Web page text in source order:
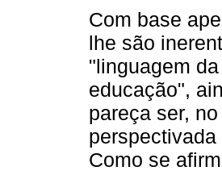
Com base
lhe são
"linguagem
educação",
pareça ser,
Como se